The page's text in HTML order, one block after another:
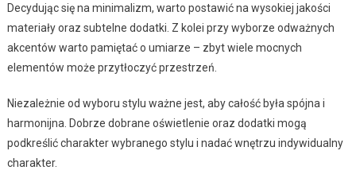
Decydując się na minimalizm, warto postawić na wysokiej jakości
materiały oraz subtelne dodatki. Z kolei przy wyborze odważnych
akcentów warto pamiętać o umiarze – zbyt wiele mocnych
elementów może przytłoczyć przestrzeń.
Niezależnie od wyboru stylu ważne jest, aby całość była spójna i
harmonijna. Dobrze dobrane oświetlenie oraz dodatki mogą
podkreślić charakter wybranego stylu i nadać wnętrzu indywidualny
charakter.